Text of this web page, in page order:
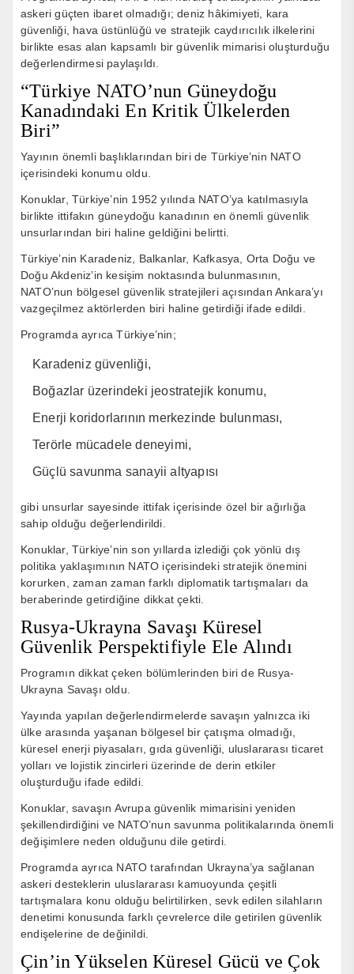
askeri güçten ibaret olmadığı; deniz hâkimiyeti, kara
güvenliği, hava üstünlüğü ve stratejik caydırıcılık ilkelerini
birlikte esas alan kapsamlı bir güvenlik mimarisi oluşturduğu
değerlendirmesi paylaşıldı.
“Türkiye NATO’nun Güneydoğu
Kanadındaki En Kritik Ülkelerden
Biri”
Yayının önemli başlıklarından biri de Türkiye’nin NATO
içerisindeki konumu oldu.
Konuklar, Türkiye’nin 1952 yılında NATO’ya katılmasıyla
birlikte ittifakın güneydoğu kanadının en önemli güvenlik
unsurlarından biri haline geldiğini belirtti.
Türkiye’nin Karadeniz, Balkanlar, Kafkasya, Orta Doğu ve
Doğu Akdeniz’in kesişim noktasında bulunmasının,
NATO’nun bölgesel güvenlik stratejileri açısından Ankara’yı
vazgeçilmez aktörlerden biri haline getirdiği ifade edildi.
Programda ayrıca Türkiye’nin;
Karadeniz güvenliği,
Boğazlar üzerindeki jeostratejik konumu,
Enerji koridorlarının merkezinde bulunması,
Terörle mücadele deneyimi,
Güçlü savunma sanayii altyapısı
gibi unsurlar sayesinde ittifak içerisinde özel bir ağırlığa
sahip olduğu değerlendirildi.
Konuklar, Türkiye’nin son yıllarda izlediği çok yönlü dış
politika yaklaşımının NATO içerisindeki stratejik önemini
korurken, zaman zaman farklı diplomatik tartışmaları da
beraberinde getirdiğine dikkat çekti.
Rusya-Ukrayna Savaşı Küresel
Güvenlik Perspektifiyle Ele Alındı
Programın dikkat çeken bölümlerinden biri de Rusya-
Ukrayna Savaşı oldu.
Yayında yapılan değerlendirmelerde savaşın yalnızca iki
ülke arasında yaşanan bölgesel bir çatışma olmadığı,
küresel enerji piyasaları, gıda güvenliği, uluslararası ticaret
yolları ve lojistik zincirleri üzerinde de derin etkiler
oluşturduğu ifade edildi.
Konuklar, savaşın Avrupa güvenlik mimarisini yeniden
şekillendirdiğini ve NATO’nun savunma politikalarında önemli
değişimlere neden olduğunu dile getirdi.
Programda ayrıca NATO tarafından Ukrayna’ya sağlanan
askeri desteklerin uluslararası kamuoyunda çeşitli
tartışmalara konu olduğu belirtilirken, sevk edilen silahların
denetimi konusunda farklı çevrelerce dile getirilen güvenlik
endişelerine de değinildi.
Çin’in Yükselen Küresel Gücü ve Çok